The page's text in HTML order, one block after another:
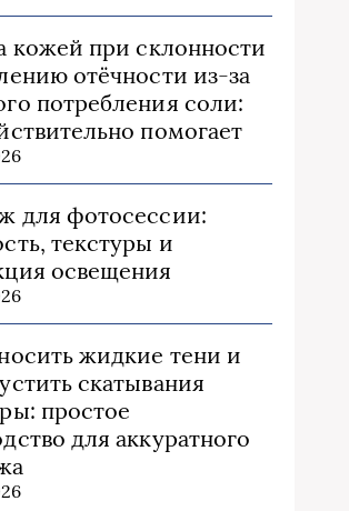
кожей при склонности
отёчности из‑за
потребления соли:
помогает
для фотосессии:
текстуры и
освещения
жидкие тени и
скатывания
простое
для аккуратного